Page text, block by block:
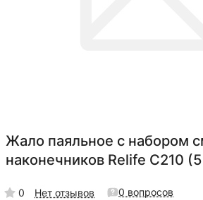
Жало паяльное с набором
наконечников Relife C210
0 Нет отзывов 0 вопросов